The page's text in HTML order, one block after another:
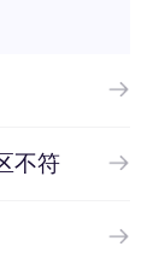
不符